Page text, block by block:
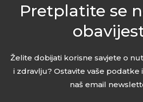
Pretplatite se
Želite dobijati korisne savjete o
i zdravlju? Ostavite vaše
naš email